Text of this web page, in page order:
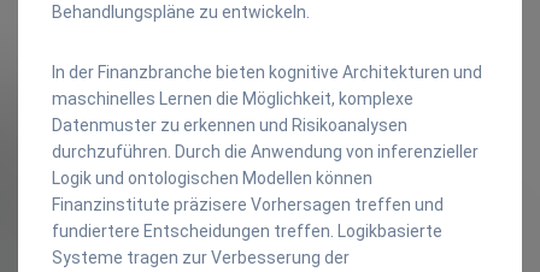
Behandlungspläne zu entwickeln.
In der Finanzbranche bieten kognitive Architekturen und
maschinelles Lernen die Möglichkeit, komplexe
Datenmuster zu erkennen und Risikoanalysen
durchzuführen. Durch die Anwendung von inferenzieller
Logik und ontologischen Modellen können
Finanzinstitute präzisere Vorhersagen treffen und
fundiertere Entscheidungen treffen. Logikbasierte
Systeme tragen zur Verbesserung der